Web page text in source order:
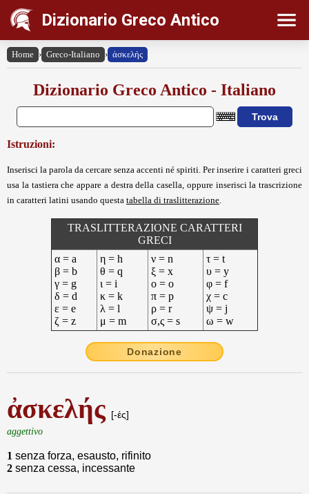
Dizionario Greco Antico
Home › Greco-Italiano › ἀσκελής
Dizionario Greco Antico - Italiano
Istruzioni:
Inserisci la parola da cercare senza accenti né spiriti. Per inserire i caratteri greci
usa la tastiera che appare a destra della casella, oppure inserisci la trascrizione
in caratteri latini usando questa tabella di traslitterazione
TRASLITTERAZIONE CARATTERI
GRECI
α = a
β = b
γ = g
δ = d
ε = e
ζ = z
η = h
θ = q
ι = i
κ = k
λ = l
μ = m
ν = n
ξ = x
ο = o
π = p
ρ = r
σ,ς = s
τ = t
υ = y
φ = f
χ = c
ψ = j
ω = w
Donazione
ἀσκελής [-ές]
aggettivo
1 senza forza, esausto, rifinito
2 senza cessa, incessante